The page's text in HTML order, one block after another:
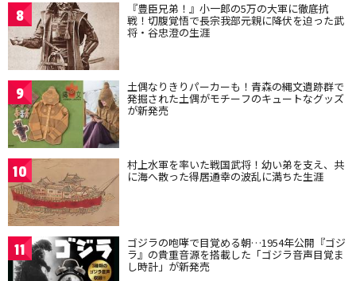
8 『豊臣兄弟！』小一郎の5万の大軍に徹底抗
戦！切腹覚悟で長宗我部元親に降伏を迫った武
将・谷忠澄の生涯
9 土偶なりきりパーカーも！青森の縄文遺跡群で
発掘された土偶がモチーフのキュートなグッズ
が新発売
10 村上水軍を率いた戦国武将！幼い弟を支え、共
に海へ散った得居通幸の波乱に満ちた生涯
11 ゴジラの咆哮で目覚める朝…1954年公開『ゴジ
ラ』の貴重音源を搭載した「ゴジラ音声目覚ま
し時計」が新発売